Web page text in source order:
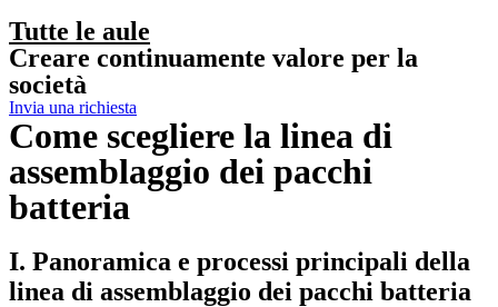
Tutte le aule
Creare continuamente valore per la
società
Invia una richiesta
Come scegliere la linea di
assemblaggio dei pacchi
batteria
I. Panoramica e processi principali della
linea di assemblaggio dei pacchi batteria